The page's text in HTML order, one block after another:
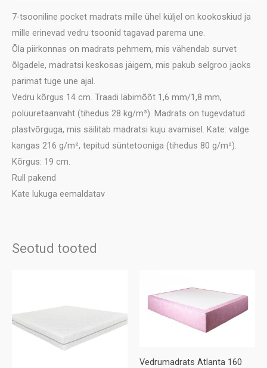
7-tsooniline pocket madrats mille ühel küljel on kookoskiud ja
mille erinevad vedru tsoonid tagavad parema une.
Õla piirkonnas on madrats pehmem, mis vähendab survet
õlgadele, madratsi keskosas jäigem, mis pakub selgroo jaoks
parimat tuge une ajal.
Vedru kõrgus 14 cm. Traadi läbimõõt 1,6 mm/1,8 mm,
polüuretaanvaht (tihedus 28 kg/m³). Madrats on tugevdatud
plastvõrguga, mis säilitab madratsi kuju avamisel. Kate: valge
kangas 216 g/m², tepitud süntetooniga (tihedus 80 g/m²).
Kõrgus: 19 cm.
Rull pakend
Kate lukuga eemaldatav
Seotud tooted
Vedrumadrats Atlanta 160